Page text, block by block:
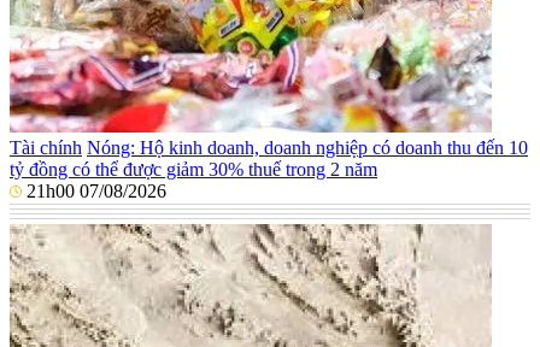
Tài chính Nóng: Hộ kinh doanh, doanh nghiệp có doanh thu đến 10
tỷ đồng có thể được giảm 30% thuế trong 2 năm
21h00 07/08/2026